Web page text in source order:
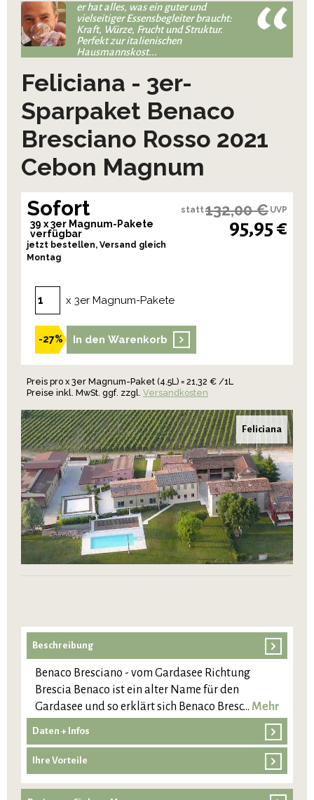
er hat alles, was ein guter und
vielseitiger Essensbegleiter braucht:
Kraft, Würze, Frucht und Struktur.
Perfekt zur italienischen
Hausmannskost...
Feliciana - 3er-
Sparpaket Benaco
Bresciano Rosso 2021
Cebon Magnum
Sofort
39 x 3er Magnum-Pakete
verfügbar
jetzt bestellen, Versand gleich
Montag
statt132,00 € UVP
95,95 €
x 3er Magnum-Pakete
-27% In den Warenkorb
Preis pro x 3er Magnum-Paket (4.5L) = 21,32 € /1L
Preise inkl. MwSt. ggf. zzgl. Versandkosten
Feliciana
Beschreibung
Benaco Bresciano - vom Gardasee Richtung
Brescia Benaco ist ein alter Name für den
Gardasee und so erklärt sich Benaco Bresc… Mehr
Daten + Infos
Ihre Vorteile